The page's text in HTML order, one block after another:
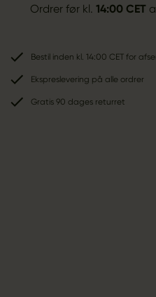
Ordrer før kl. 14:00 CET
Bestil inden kl. 14:00 CET for
Ekspreslevering på alle ordrer
Gratis 90 dages returret